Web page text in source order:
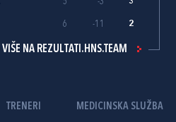
6 -11 2
VIŠE NA REZULTATI.HNS.TEAM
TRENERI MEDICINSKA SLUŽBA